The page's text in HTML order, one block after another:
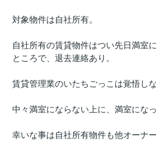
対象物件は自社所有。
自社所有の賃貸物件はつい先日満室
ところで、退去連絡あり。
賃貸管理業のいたちごっこは覚悟し
中々満室にならない上に、満室にな
幸いな事は自社所有物件も他オーナ